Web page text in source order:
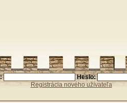
Heslo:
Registrácia nového užívateľa